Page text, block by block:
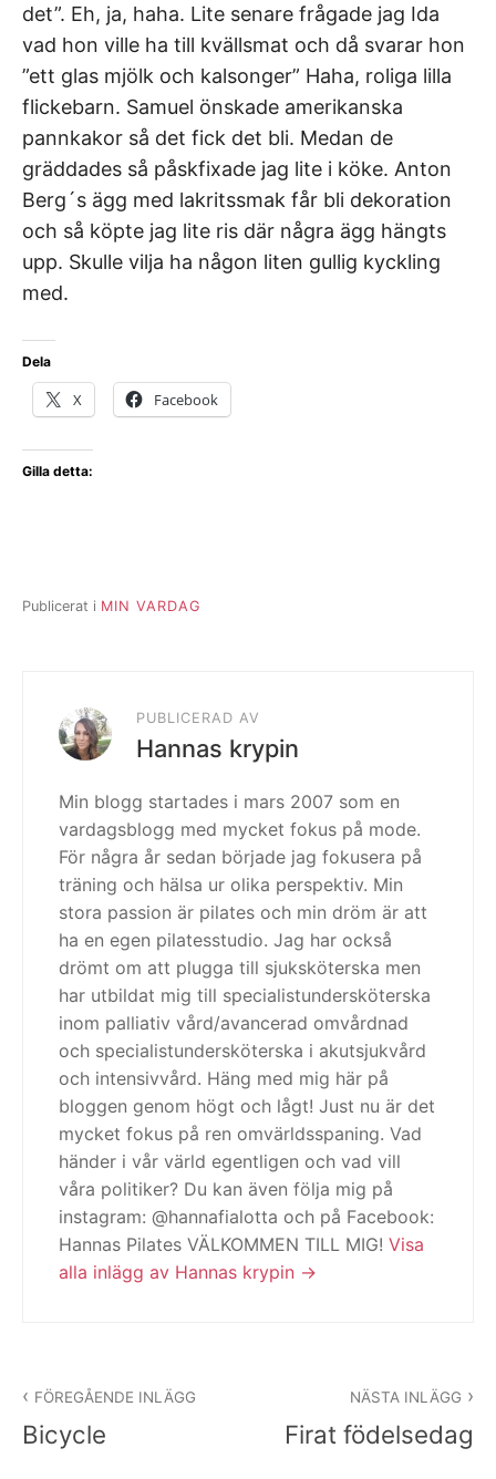
det”. Eh, ja, haha. Lite senare frågade jag Ida
vad hon ville ha till kvällsmat och då svarar hon
”ett glas mjölk och kalsonger” Haha, roliga lilla
flickebarn. Samuel önskade amerikanska
pannkakor så det fick det bli. Medan de
gräddades så påskfixade jag lite i köke. Anton
Berg´s ägg med lakritssmak får bli dekoration
och så köpte jag lite ris där några ägg hängts
upp. Skulle vilja ha någon liten gullig kyckling
med.
Dela
X Facebook
Gilla detta:
Publicerat i MIN VARDAG
PUBLICERAD AV
Hannas krypin
Min blogg startades i mars 2007 som en
vardagsblogg med mycket fokus på mode.
För några år sedan började jag fokusera på
träning och hälsa ur olika perspektiv. Min
stora passion är pilates och min dröm är att
ha en egen pilatesstudio. Jag har också
drömt om att plugga till sjuksköterska men
har utbildat mig till specialistundersköterska
inom palliativ vård/avancerad omvårdnad
och specialistundersköterska i akutsjukvård
och intensivvård. Häng med mig här på
bloggen genom högt och lågt! Just nu är det
mycket fokus på ren omvärldsspaning. Vad
händer i vår värld egentligen och vad vill
våra politiker? Du kan även följa mig på
instagram: @hannafialotta och på Facebook:
Hannas Pilates VÄLKOMMEN TILL MIG! Visa
alla inlägg av Hannas krypin
FÖREGÅENDE INLÄGG
Bicycle
NÄSTA INLÄGG
Firat födelsedag